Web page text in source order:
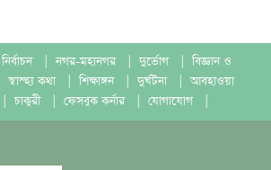
নির্বাচন নগর-মহানগর দুর্ভোগ
বিজ্ঞান ও
স্বাস্হ্য কথা শিক্ষাঙ্গন দুর্ঘটনা
আবহাওয়া
চাকুরী ফেসবুক কর্নার যোগাযোগ